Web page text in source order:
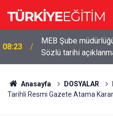
08:23
MEB Şube
Sözlü tarihi
Anasayfa DOSYALAR
Tarihli Resmi Gazete Atama